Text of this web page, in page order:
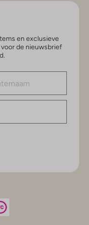
en exclusieve
de nieuwsbrief